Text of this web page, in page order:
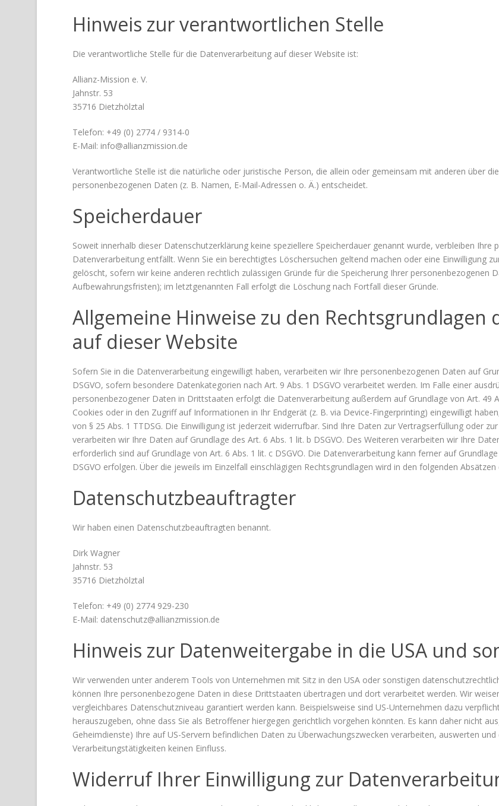
Hinweis zur verantwortlichen Stelle
Die verantwortliche Stelle für die Datenverarbeitung auf dieser Website ist:
Allianz-Mission e. V.
Jahnstr. 53
35716 Dietzhölztal
Telefon: +49 (0) 2774 / 9314-0
E-Mail: info@allianzmission.de
Verantwortliche Stelle ist die natürliche oder juristische Person, die allein oder gemeinsam mit anderen über
personenbezogenen Daten (z. B. Namen, E-Mail-Adressen o. Ä.) entscheidet.
Speicherdauer
Soweit innerhalb dieser Datenschutzerklärung keine speziellere Speicherdauer genannt wurde, verbleiben
Datenverarbeitung entfällt. Wenn Sie ein berechtigtes Löschersuchen geltend machen oder eine Einwilligung
gelöscht, sofern wir keine anderen rechtlich zulässigen Gründe für die Speicherung Ihrer personenbezogenen
Aufbewahrungsfristen); im letztgenannten Fall erfolgt die Löschung nach Fortfall dieser Gründe.
Allgemeine Hinweise zu den
auf dieser Website
Sofern Sie in die Datenverarbeitung eingewilligt haben, verarbeiten wir Ihre personenbezogenen Daten auf
DSGVO, sofern besondere Datenkategorien nach Art. 9 Abs. 1 DSGVO verarbeitet werden. Im Falle einer
personenbezogener Daten in Drittstaaten erfolgt die Datenverarbeitung außerdem auf Grundlage von Art. 49
Cookies oder in den Zugriff auf Informationen in Ihr Endgerät (z. B. via Device-Fingerprinting) eingewilligt
von § 25 Abs. 1 TTDSG. Die Einwilligung ist jederzeit widerrufbar. Sind Ihre Daten zur Vertragserfüllung oder
verarbeiten wir Ihre Daten auf Grundlage des Art. 6 Abs. 1 lit. b DSGVO. Des Weiteren verarbeiten wir Ihre
erforderlich sind auf Grundlage von Art. 6 Abs. 1 lit. c DSGVO. Die Datenverarbeitung kann ferner auf
DSGVO erfolgen. Über die jeweils im Einzelfall einschlägigen Rechtsgrundlagen wird in den folgenden
Datenschutz­beauftragter
Wir haben einen Datenschutzbeauftragten benannt.
Dirk Wagner
Jahnstr. 53
35716 Dietzhölztal
Telefon: +49 (0) 2774 929-230
E-Mail: datenschutz@allianzmission.de
Hinweis zur Datenweitergabe in die USA und
Wir verwenden unter anderem Tools von Unternehmen mit Sitz in den USA oder sonstigen
können Ihre personenbezogene Daten in diese Drittstaaten übertragen und dort verarbeitet werden. Wir
vergleichbares Datenschutzniveau garantiert werden kann. Beispielsweise sind US-Unternehmen dazu
herauszugeben, ohne dass Sie als Betroffener hiergegen gerichtlich vorgehen könnten. Es kann daher nicht
Geheimdienste) Ihre auf US-Servern befindlichen Daten zu Überwachungszwecken verarbeiten, auswerten
Verarbeitungstätigkeiten keinen Einfluss.
Widerruf Ihrer Einwilligung zur